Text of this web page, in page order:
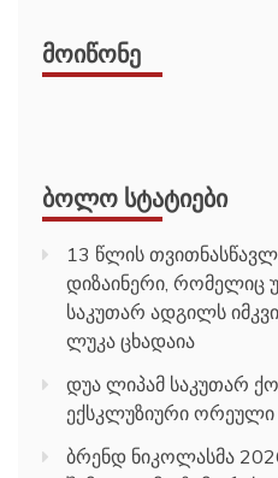
ᲛᲝᲘᲬᲝᲜᲔ
ᲑᲝᲚᲝ ᲡᲢᲐᲢᲘᲔᲑᲘ
13 წლის
დიზაინერი, რომელიც
საკუთარ ადგილს
ლუკა ცხადაია
დუა ლიპამ საკუთარ
ექსკლუზიური
ბრენდ ნიკოლასმა